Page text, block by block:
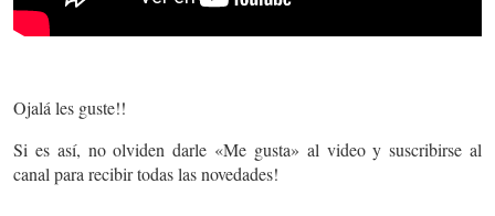
Ojalá les guste!!
Si es así, no olviden darle «Me gusta» al video y suscribirse al
canal para recibir todas las novedades!